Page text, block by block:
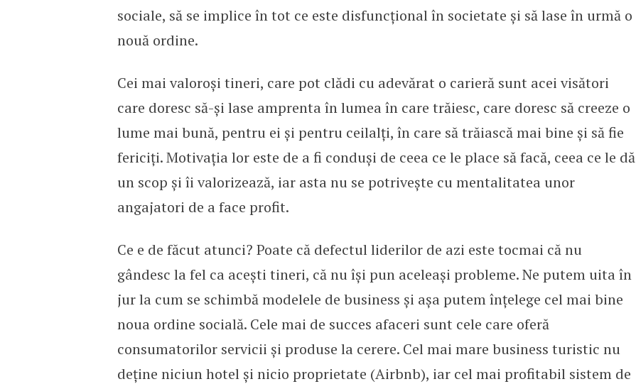
sociale, să se implice în tot ce este disfuncțional în societate și să lase în urmă o
nouă ordine.
Cei mai valoroși tineri, care pot clădi cu adevărat o carieră sunt acei visători
care doresc să-și lase amprenta în lumea în care trăiesc, care doresc să creeze o
lume mai bună, pentru ei și pentru ceilalți, în care să trăiască mai bine și să fie
fericiți. Motivația lor este de a fi conduși de ceea ce le place să facă, ceea ce le dă
un scop și îi valorizează, iar asta nu se potrivește cu mentalitatea unor
angajatori de a face profit.
Ce e de făcut atunci? Poate că defectul liderilor de azi este tocmai că nu
gândesc la fel ca acești tineri, că nu își pun aceleași probleme. Ne putem uita în
jur la cum se schimbă modelele de business și așa putem înțelege cel mai bine
noua ordine socială. Cele mai de succes afaceri sunt cele care oferă
consumatorilor servicii și produse la cerere. Cel mai mare business turistic nu
deține niciun hotel și nicio proprietate (Airbnb), iar cel mai profitabil sistem de